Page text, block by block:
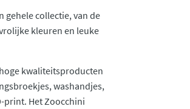
gehele collectie, van de
kleuren en leuke
kwaliteitsproducten
washandjes,
print. Het Zoocchini